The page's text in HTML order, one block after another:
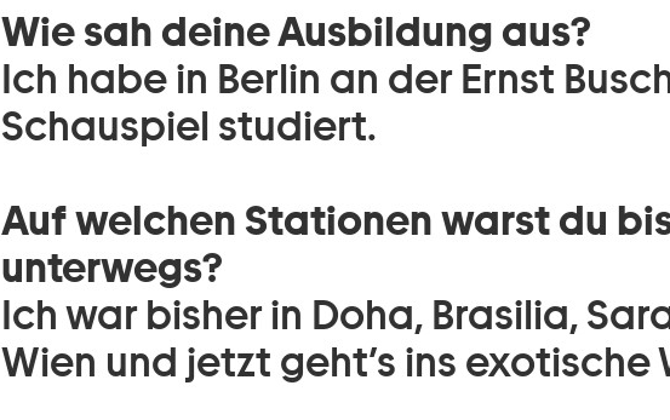
Wie sah deine Ausbildung aus?
Ich habe in Berlin an der Ernst
Schauspiel studiert.
Auf welchen Stationen warst du
unterwegs?
Ich war bisher in Doha, Brasilia,
Wien und jetzt geht’s ins exotische